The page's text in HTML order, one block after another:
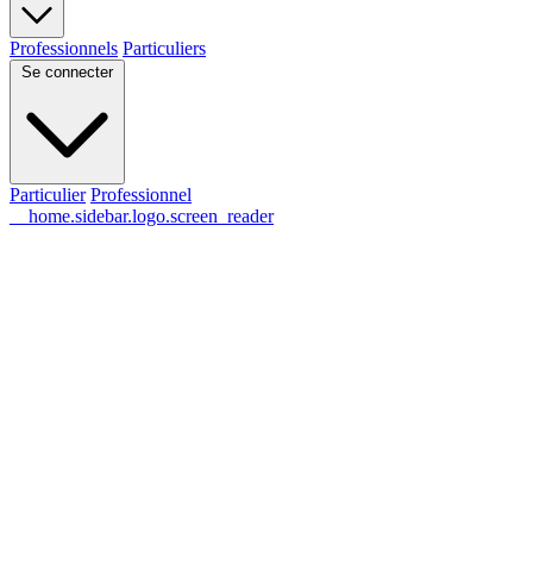
Professionnels Particuliers
Se connecter
Particulier Professionnel
__home.sidebar.logo.screen_reader